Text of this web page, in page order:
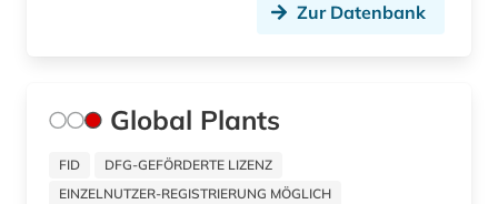
geschichte 1500 - 1800 (1)
geschichte 1621-1905 (2)
Zur Datenbank
Global Plants
FID
DFG-GEFÖRDERTE LIZENZ
EINZELNUTZER-REGISTRIERUNG MÖGLICH